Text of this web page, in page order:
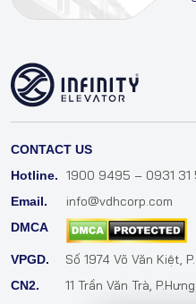
CONTACT US
Hotline.
1900 9495 – 0931 31
Email. info@vdhcorp.com
DMCA
VPGD. Số 1974 Võ Văn Kiệt,
CN2.
11 Trần Văn Trà,